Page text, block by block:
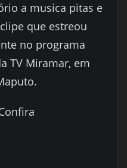
a musica pitas e
que estreou
no programa
TV Miramar, em